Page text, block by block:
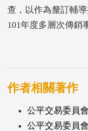
查，以作為釐訂輔
101年度多層次傳銷
整與分析，並輔以
作者相關著作
公平交易委員
公平交易委員